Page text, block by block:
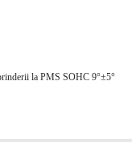
la PMS SOHC 9°±5°